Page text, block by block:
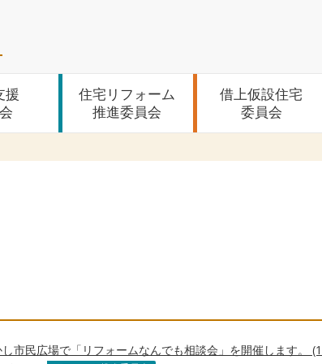
援
住宅リフォーム
推進委員会
借上仮設住宅
委員会
市民広場で「リフォームなんでも相談会」を開催します。